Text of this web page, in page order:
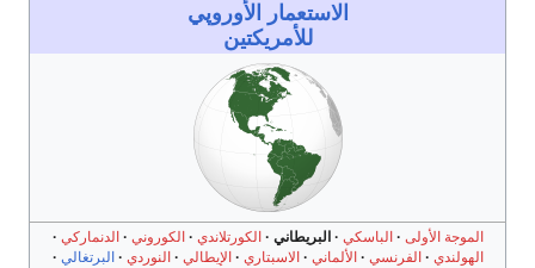
الاستعمار الأوروپي
للأمريكتين
الموجة الأولى الباسكي البريطاني الكورتلاندي الكوروني
الدنماركي
الهولندي
الفرنسي الألماني الاسبتاري الإيطالي النوردي
البرتغالي